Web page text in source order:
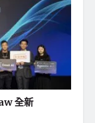
全新